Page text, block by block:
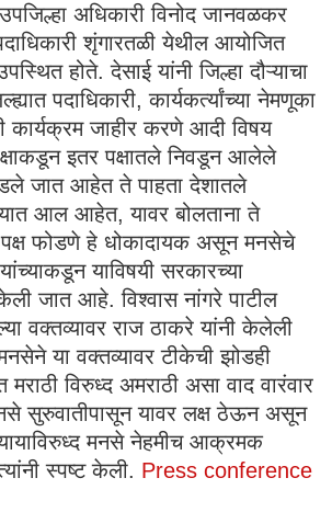
अधिकारी विनोद जानवळकर
शृंगारतळी येथील आयोजित
होते. देसाई यांनी जिल्हा दौऱ्याचा
पदाधिकारी, कार्यकर्त्यांच्या नेमणूका
कार्यक्रम जाहीर करणे आदी विषय
इतर पक्षातले निवडून आलेले
जात आहेत ते पाहता देशातले
आल आहेत, यावर बोलताना ते
पक्ष फोडणे हे धोकादायक असून मनसेचे
याविषयी सरकारच्या
जात आहे. विश्वास नांगरे पाटील
वक्तव्यावर राज ठाकरे यांनी केलेली
या वक्तव्यावर टीकेची झोडही
विरुध्द अमराठी असा वाद वारंवार
सुरुवातीपासून यावर लक्ष ठेऊन असून
मनसे नेहमीच आक्रमक
स्पष्ट केली. Press conference